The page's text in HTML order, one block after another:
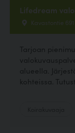
Lifedream
Kavastontie
Tarjoan
alueella.
kohteissa.